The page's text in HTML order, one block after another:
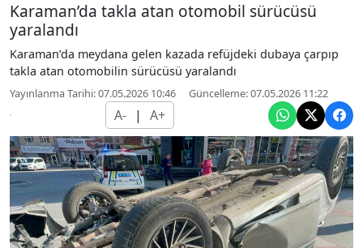
Karaman’da takla atan otomobil sürücüsü
yaralandı
Karaman’da meydana gelen kazada refüjdeki dubaya çarpıp
takla atan otomobilin sürücüsü yaralandı
Yayınlanma Tarihi: 07.05.2026 10:46 Güncelleme: 07.05.2026 11:22
A- | A+